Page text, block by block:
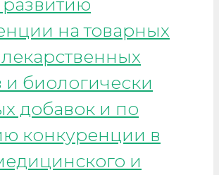
на товарных
и биологически
добавок и по
конкуренции в
и